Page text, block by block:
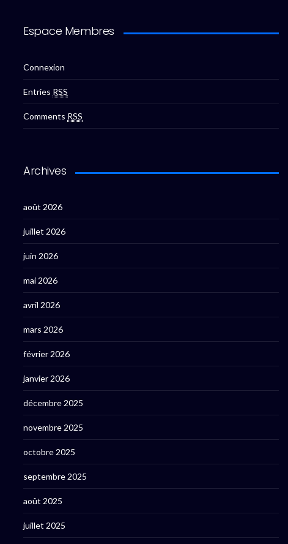
Espace Membres
Connexion
Entries RSS
Comments RSS
Archives
août 2026
juillet 2026
juin 2026
mai 2026
avril 2026
mars 2026
février 2026
janvier 2026
décembre 2025
novembre 2025
octobre 2025
septembre 2025
août 2025
juillet 2025